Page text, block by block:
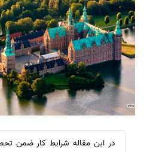
در این مقاله شرایط کار ضمن